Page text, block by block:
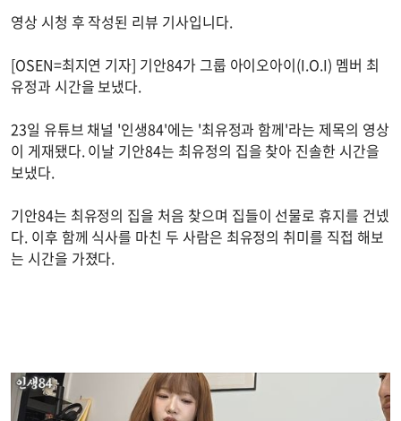
영상 시청 후 작성된 리뷰 기사입니다.
[OSEN=최지연 기자] 기안84가 그룹 아이오아이(I.O.I) 멤버 최
유정과 시간을 보냈다.
23일 유튜브 채널 '인생84'에는 '최유정과 함께'라는 제목의 영상
이 게재됐다. 이날 기안84는 최유정의 집을 찾아 진솔한 시간을
보냈다.
기안84는 최유정의 집을 처음 찾으며 집들이 선물로 휴지를 건넸
다. 이후 함께 식사를 마친 두 사람은 최유정의 취미를 직접 해보
는 시간을 가졌다.